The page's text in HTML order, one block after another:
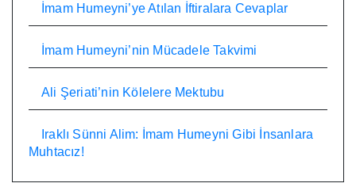
İmam Humeyni’ye Atılan İftiralara Cevaplar
İmam Humeyni’nin Mücadele Takvimi
Ali Şeriati’nin Kölelere Mektubu
Iraklı Sünni Alim: İmam Humeyni Gibi İnsanlara
Muhtacız!